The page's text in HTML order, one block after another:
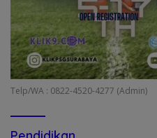
Telp/WA : 0822-4520-4277 (Admin)